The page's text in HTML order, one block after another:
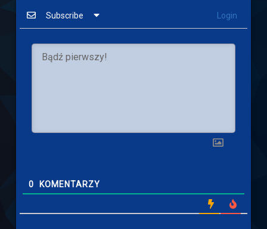
Subscribe Login
0 KOMENTARZY